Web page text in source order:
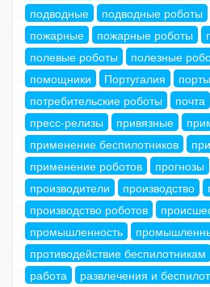
подводные
подводные роботы
пожарные
пожарные роботы
полевые роботы
полезные
помощники
Португалия порты
потребительские роботы
почта
пресс-релизы
привязные
применение беспилотников
применение роботов
прогнозы
производители
производство
производство роботов
промышленность
противодействие беспилотникам
работа
развлечения и